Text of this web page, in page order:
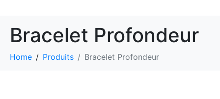
Bracelet Profondeur
Home Produits Bracelet Profondeur